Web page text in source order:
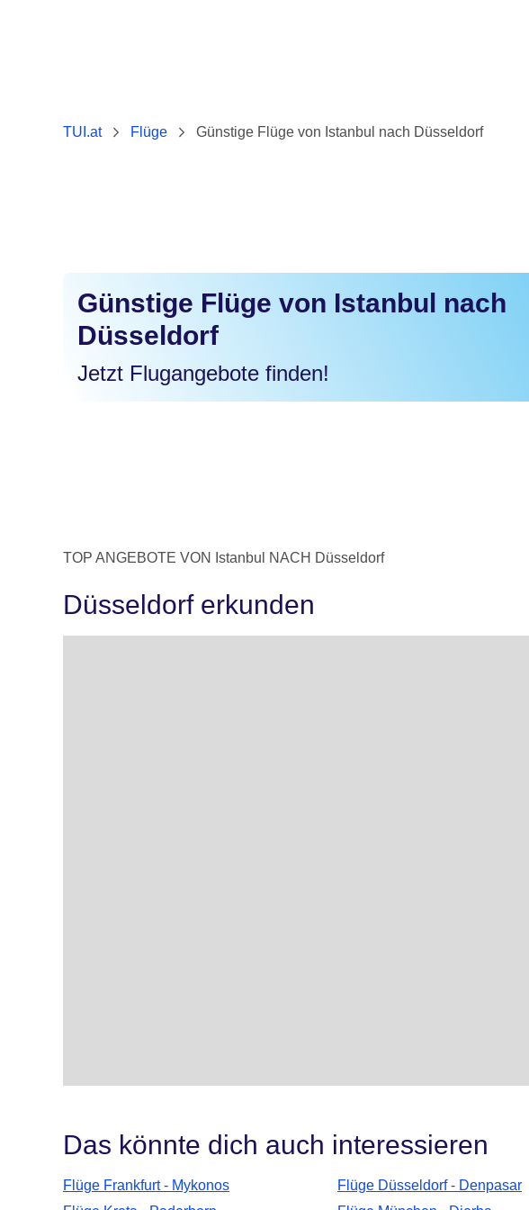
TUI.at Flüge Günstige Flüge von Istanbul nach Düsseldorf
Günstige Flüge von Istanbul nach
Düsseldorf
Jetzt Flugangebote finden!
TOP ANGEBOTE VON Istanbul NACH Düsseldorf
Düsseldorf erkunden
Das könnte dich auch interessieren
Flüge Frankfurt - Mykonos Flüge Düsseldorf - Denpasar